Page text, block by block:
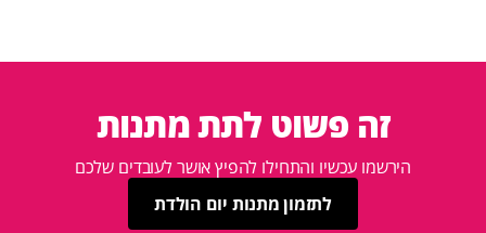
זה פשוט לתת מתנות
הירשמו עכשיו והתחילו להפיץ אושר לעובדים שלכם
לתזמון מתנות יום הולדת